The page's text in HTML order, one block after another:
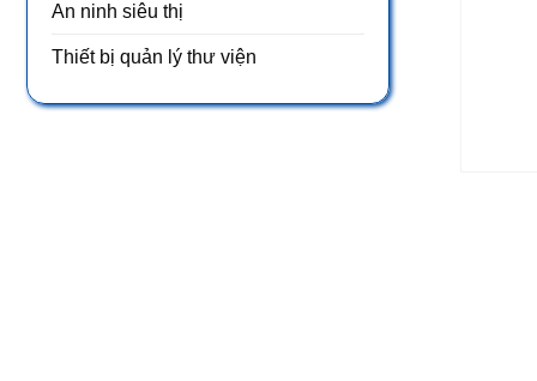
An ninh siêu thị
Thiết bị quản lý thư viện